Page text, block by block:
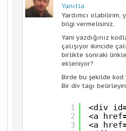
Yanıtla
Yardımcı olabilirim,
bilgi vermelisiniz.
Yani yazdığınız
çalışıyor ikincide
birlikte sonraki
ekleniyor?
Birde bu şekilde kod
Bir div tagı
1
2
3
<div
<a
<a